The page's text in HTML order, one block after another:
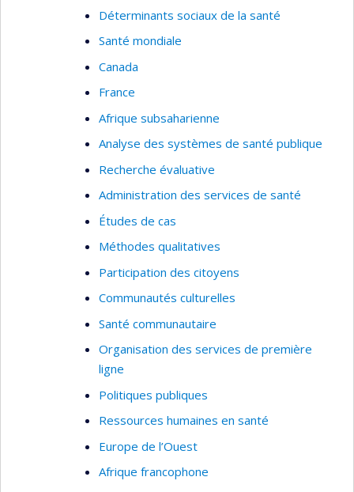
Déterminants sociaux de la santé
Santé mondiale
Canada
France
Afrique subsaharienne
Analyse des systèmes de santé publique
Recherche évaluative
Administration des services de santé
Études de cas
Méthodes qualitatives
Participation des citoyens
Communautés culturelles
Santé communautaire
Organisation des services de première
ligne
Politiques publiques
Ressources humaines en santé
Europe de l’Ouest
Afrique francophone